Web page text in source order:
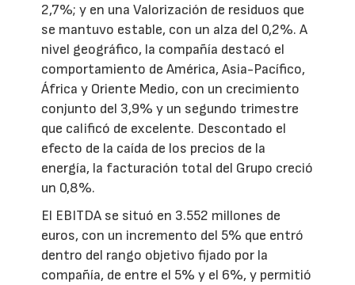
2,7%; y en una Valorización de residuos que
se mantuvo estable, con un alza del 0,2%. A
nivel geográfico, la compañía destacó el
comportamiento de América, Asia-Pacífico,
África y Oriente Medio, con un crecimiento
conjunto del 3,9% y un segundo trimestre
que calificó de excelente. Descontado el
efecto de la caída de los precios de la
energía, la facturación total del Grupo creció
un 0,8%.
El EBITDA se situó en 3.552 millones de
euros, con un incremento del 5% que entró
dentro del rango objetivo fijado por la
compañía, de entre el 5% y el 6%, y permitió